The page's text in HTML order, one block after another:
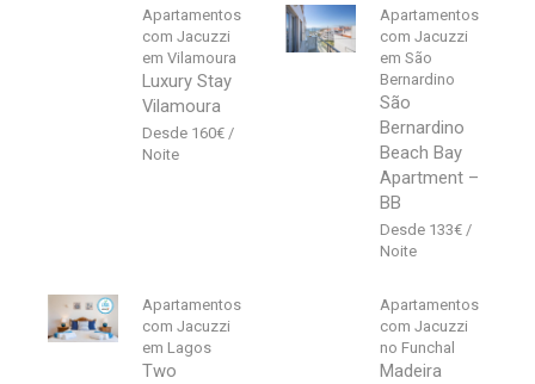
Apartamentos
com Jacuzzi
em Vilamoura
Luxury Stay
Vilamoura
160€
Apartamentos
com Jacuzzi
em São
Bernardino
São
Bernardino
Beach Bay
Apartment –
BB
133€
Apartamentos
com Jacuzzi
em Lagos
Two
Apartamentos
com Jacuzzi
no Funchal
Madeira